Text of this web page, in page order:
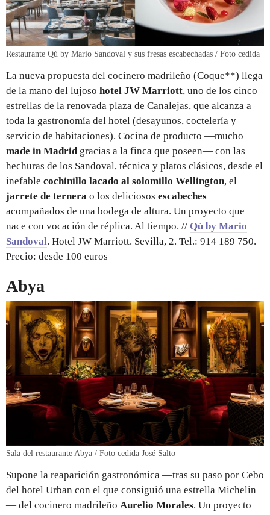
Restaurante Qú by Mario Sandoval y sus fresas escabechadas / Foto cedida
La nueva propuesta del cocinero madrileño (Coque**) llega
de la mano del lujoso hotel JW Marriott, uno de los cinco
estrellas de la renovada plaza de Canalejas, que alcanza a
toda la gastronomía del hotel (desayunos, coctelería y
servicio de habitaciones). Cocina de producto —mucho
made in Madrid gracias a la finca que poseen— con las
hechuras de los Sandoval, técnica y platos clásicos, desde el
inefable cochinillo lacado al solomillo Wellington, el
jarrete de ternera o los deliciosos escabeches
acompañados de una bodega de altura. Un proyecto que
nace con vocación de réplica. Al tiempo. // Qú by Mario
Sandoval. Hotel JW Marriott. Sevilla, 2. Tel.: 914 189 750.
Precio: desde 100 euros
Abya
Sala del restaurante Abya / Foto cedida José Salto
Supone la reaparición gastronómica —tras su paso por Cebo
del hotel Urban con el que consiguió una estrella Michelin
— del cocinero madrileño Aurelio Morales. Un proyecto